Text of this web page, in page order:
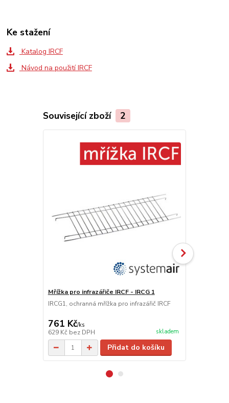
Ke stažení
Katalog IRCF
Návod na použití IRCF
Související zboží 2
Mřížka pro infrazářiče IRCF - IRCG 1
IRCG1, ochranná mřížka pro infrazářič IRCF
761 Kč/ks
629 Kč bez DPH skladem
Přidat do košíku